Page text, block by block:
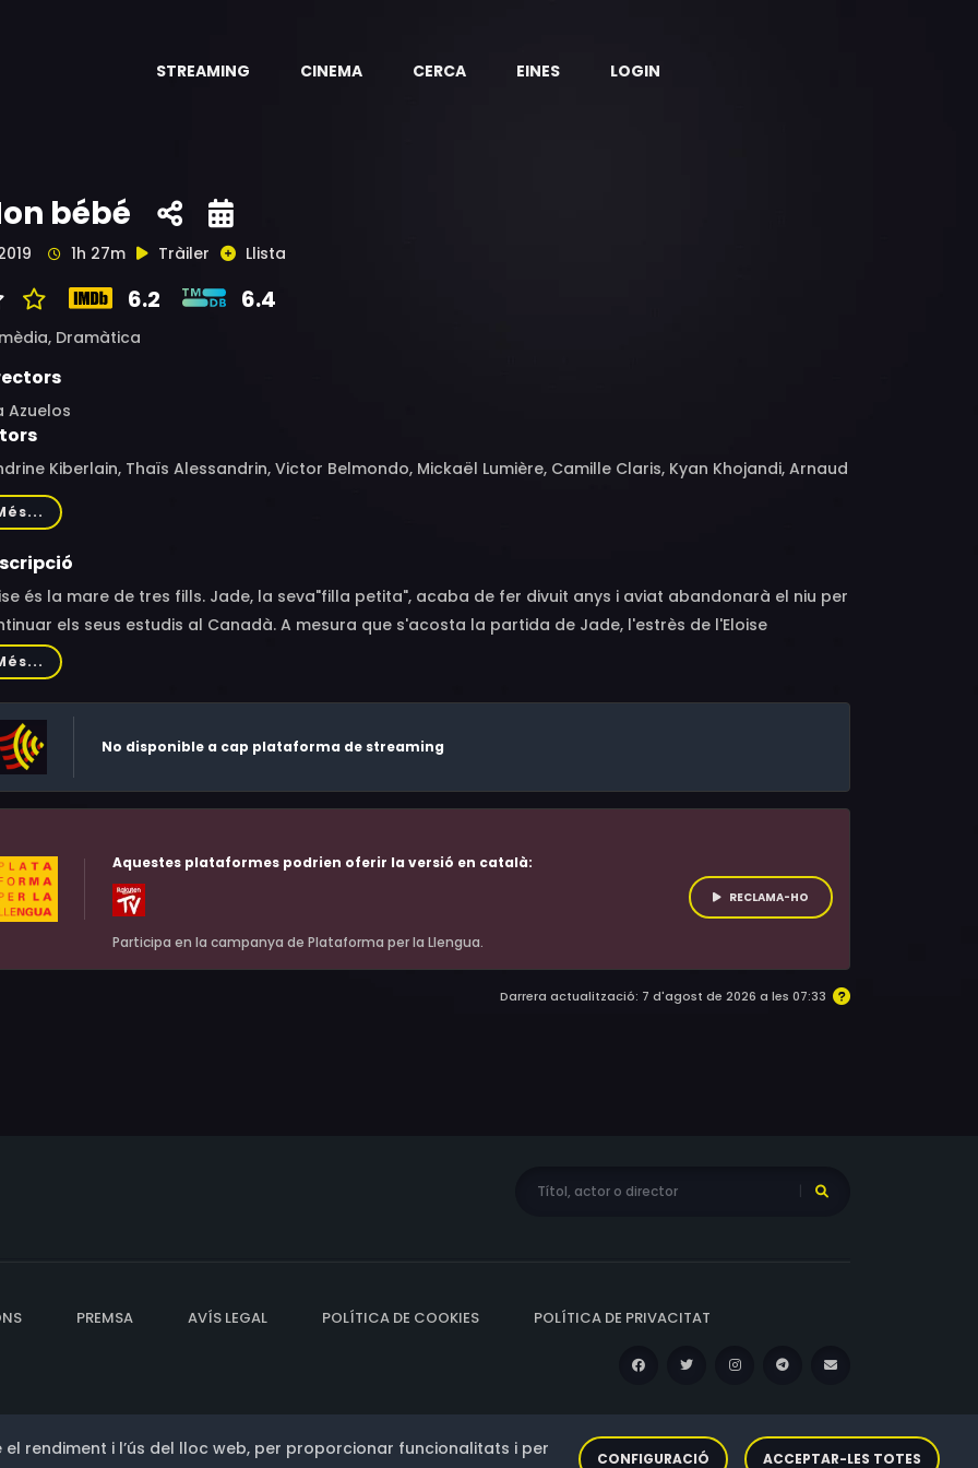
STREAMING CINEMA CERCA EINES LOGIN
bébé
1h 27m Tràiler Llista
6.2 6.4
Dramàtica
Azuelos
Kiberlain, Thaïs Alessandrin, Victor Belmondo, Mickaël Lumière, Camille Claris, Kyan Khojandi, Arnaud
Patrick Chesnais, Yvan Attal, Marie Bouvet, Mila Ayache, Edwina Zajdermann, Victor Peeters, Lya
Lessert, Arthur Benzaquen, Sarah Deffeyes, Mariama Gueye, Claire Viville, Léo Lanvin, Catherine
és la mare de tres fills. Jade, la seva"filla petita", acaba de fer divuit anys i aviat abandonarà el niu per
els seus estudis al Canadà. A mesura que s'acosta la partida de Jade, l'estrès de l'Eloise
i recorda els seus moments compartits amb ella.
No disponible a cap plataforma de streaming
Aquestes plataformes podrien oferir la versió en català:
Participa en la campanya de Plataforma per la Llengua.
RECLAMA-HO
Darrera actualització: 7 d'agost de 2026 a les 07:33
PREMSA AVÍS LEGAL POLÍTICA DE COOKIES POLÍTICA DE PRIVACITAT
rendiment i l’ús del lloc web, per proporcionar funcionalitats i per
CONFIGURACIÓ ACCEPTAR-LES TOTES